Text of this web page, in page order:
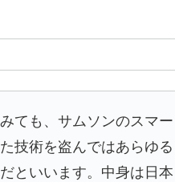
ても、サムソンのスマー
技術を盗んではあらゆる
といいます。中身は日本